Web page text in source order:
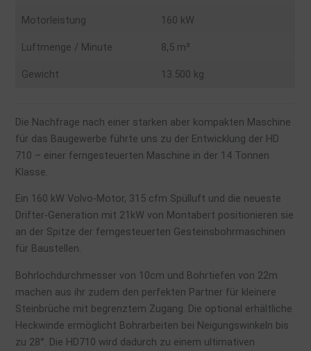
Motorleistung 160 kW
Luftmenge / Minute 8,5 m³
Gewicht 13.500 kg
Die Nachfrage nach einer starken aber kompakten Maschine
für das Baugewerbe führte uns zu der Entwicklung der HD
710 – einer ferngesteuerten Maschine in der 14 Tonnen
Klasse.
Ein 160 kW Volvo-Motor, 315 cfm Spülluft und die neueste
Drifter-Generation mit 21kW von Montabert positionieren sie
an der Spitze der ferngesteuerten Gesteinsbohrmaschinen
für Baustellen.
Bohrlochdurchmesser von 10cm und Bohrtiefen von 22m
machen aus ihr zudem den perfekten Partner für kleinere
Steinbrüche mit begrenztem Zugang. Die optional erhältliche
Heckwinde ermöglicht Bohrarbeiten bei Neigungswinkeln bis
zu 28°. Die HD710 wird dadurch zu einem ultimativen